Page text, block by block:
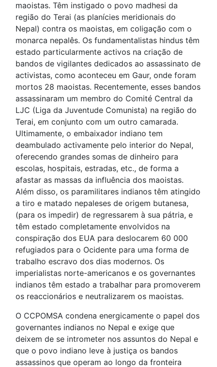
maoistas. Têm instigado o povo madhesi da
região do Terai (as planícies meridionais do
Nepal) contra os maoistas, em coligação com o
monarca nepalês. Os fundamentalistas hindus têm
estado particularmente activos na criação de
bandos de vigilantes dedicados ao assassinato de
activistas, como aconteceu em Gaur, onde foram
mortos 28 maoistas. Recentemente, esses bandos
assassinaram um membro do Comité Central da
LJC (Liga da Juventude Comunista) na região do
Terai, em conjunto com um outro camarada.
Ultimamente, o embaixador indiano tem
deambulado activamente pelo interior do Nepal,
oferecendo grandes somas de dinheiro para
escolas, hospitais, estradas, etc., de forma a
afastar as massas da influência dos maoistas.
Além disso, os paramilitares indianos têm atingido
a tiro e matado nepaleses de origem butanesa,
(para os impedir) de regressarem à sua pátria, e
têm estado completamente envolvidos na
conspiração dos EUA para deslocarem 60 000
refugiados para o Ocidente para uma forma de
trabalho escravo dos dias modernos. Os
imperialistas norte-americanos e os governantes
indianos têm estado a trabalhar para promoverem
os reaccionários e neutralizarem os maoistas.
O CCPOMSA condena energicamente o papel dos
governantes indianos no Nepal e exige que
deixem de se intrometer nos assuntos do Nepal e
que o povo indiano leve à justiça os bandos
assassinos que operam ao longo da fronteira